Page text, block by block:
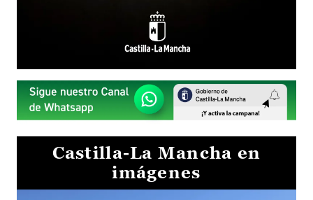
Castilla-La Mancha en
imágenes